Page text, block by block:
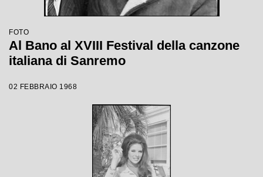
FOTO
Al Bano al XVIII Festival della canzone
italiana di Sanremo
02 FEBBRAIO 1968